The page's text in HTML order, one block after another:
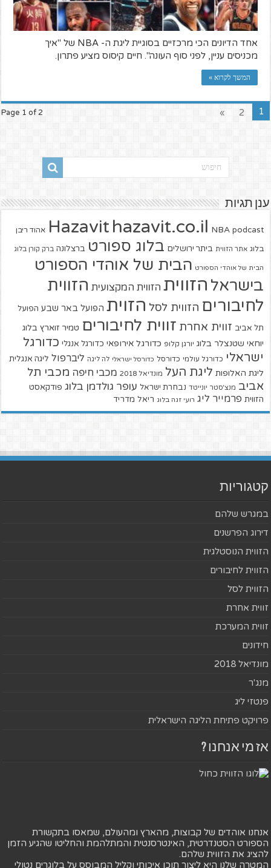
אחד הדיונים הכי מרכזיים בסוגיית ליגת ה- NBA של "איך
מכניסים עניין, לפני סוף העונה". חיים קיסוס מציע פתרון.
המשך לקרוא »
Page 1 of 2 1
2
»
ענן תגיות
Hazavit hazavit.co.il NBA podcast אהוד ריבן
בלוג אתר הזווית ביתר ירושלים בלוג ספורט ברצלונה ברק קורן בלוג
הבית של אוהדי הספורט הבית של אוהדי הספורט
בישראל הזווית הזווית המקצועית הזווית
לחיבורים הזווית לסל הזוית הפועל באר שבע הפועל
תל אביב זווית אחרת זווית לחיבורים טמיר זוארץ בלוג
יוחאי שטנצלר בלוג יורגן קלופ כדורגל אירופאי כדורגל אנגלי כדורגל
ישראלי כדורגל עולמי כדורסל כדורסל ישראלי לה ליגה ליברפול ליגה אנגלית
ליגת האלופות ליגת העל מונדיאל 2018 מכבי חיפה מכבי תל
אביב מנצ'סטר יונייטד נבחרת ישראל עופר גולדמן בלוג פודקאסט
הזווית פרמייר ליג רועי זגה בלוג ריאל מדריד
קטגוריות
במגרש שלהם
דירוג הפרשנים
הזווית הנוסטלגית
הזווית לחיבורים
הזווית לסל
זווית אחרת
זווית המערכת
חידונים
מונדיאל 2018
מנג'ר
פנטזי ליג
פרויקט פתיחת הליגה הישראלית
אז מי אנחנו ?
אנחנו אוהדים של קבוצות, מהארץ ומהעולם, שמאסו בתקשורת
הספורט הסטנדרטית, האינטרסנטית והמתלהמת והחליטו שהגיע הזמן
להציג את הזווית שלהם.
המטרה שלנו היא ליצור תוכן איכותי וקליל המבוסס על בלוגרים נטולי